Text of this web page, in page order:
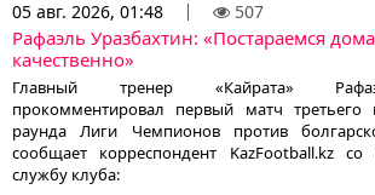
05 авг. 2026, 01:48 507
Рафаэль Уразбахтин: «Постараемся
качественно»
Главный тренер «Кайрата»
прокомментировал первый матч третьего
раунда Лиги Чемпионов против
сообщает корреспондент KazFootball.kz
службу клуба: